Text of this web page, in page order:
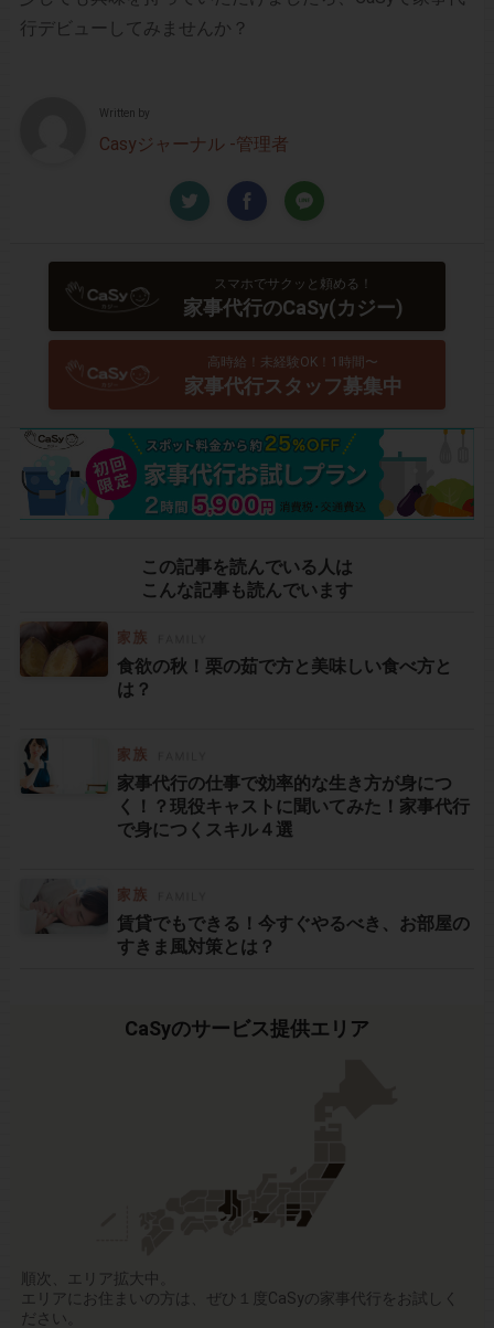
行デビューしてみませんか？
Written by
Casyジャーナル -管理者
スマホでサクッと頼める！
家事代行のCaSy(カジー)
高時給！未経験OK！1時間〜
家事代行スタッフ募集中
この記事を読んでいる人は
こんな記事も読んでいます
食欲の秋！栗の茹で方と美味しい食べ方と
は？
家事代行の仕事で効率的な生き方が身につ
く！？現役キャストに聞いてみた！家事代行
で身につくスキル４選
賃貸でもできる！今すぐやるべき、お部屋の
すきま風対策とは？
CaSyのサービス提供エリア
順次、エリア拡大中。
エリアにお住まいの方は、ぜひ１度CaSyの家事代行をお試しく
ださい。